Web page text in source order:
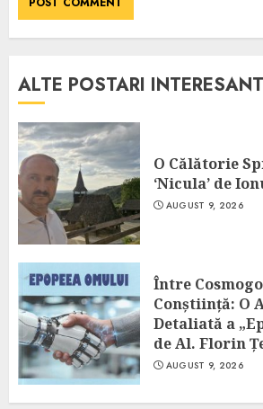
ALTE POSTARI
O Călătorie
‘Nicula’ de
AUGUST 9, 2026
Între
Conștiință: O
Detaliată a
de Al. Florin
AUGUST 9, 2026